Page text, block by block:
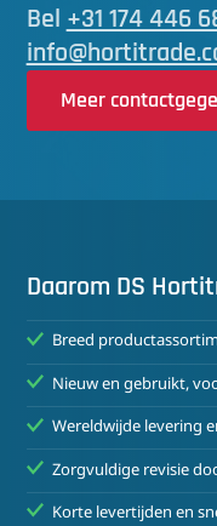
Bel +31 174 446
Meer
Daarom DS
Breed
Nieuw en gebruikt,
Wereldwijde levering
Zorgvuldige revisie
Korte levertijden en